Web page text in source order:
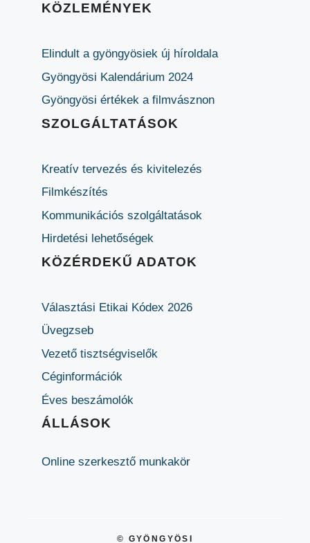
KÖZLEMÉNYEK
Elindult a gyöngyösiek új híroldala
Gyöngyösi Kalendárium 2024
Gyöngyösi értékek a filmvásznon
SZOLGÁLTATÁSOK
Kreatív tervezés és kivitelezés
Filmkészítés
Kommunikációs szolgáltatások
Hirdetési lehetőségek
KÖZÉRDEKŰ ADATOK
Választási Etikai Kódex 2026
Üvegzseb
Vezető tisztségviselők
Céginformációk
Éves beszámolók
ÁLLÁSOK
Online szerkesztő munkakör
© GYÖNGYÖSI